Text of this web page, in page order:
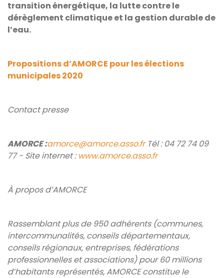
transition énergétique, la lutte contre le
dérèglement climatique et la gestion durable de
l’eau.
Propositions d’AMORCE pour les élections
municipales 2020
Contact presse
AMORCE :amorce@amorce.asso.frTél : 04 72 74 09
77 - Site internet :www.amorce.asso.fr
À propos d’AMORCE
Rassemblant plus de 950 adhérents (communes,
intercommunalités, conseils départementaux,
conseils régionaux, entreprises, fédérations
professionnelles et associations) pour 60 millions
d’habitants représentés, AMORCE constitue le